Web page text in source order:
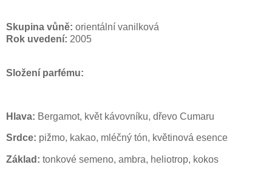
Skupina vůně: orientální vanilková
Rok uvedení: 2005
Složení parfému:
Hlava: Bergamot, květ kávovníku, dřevo Cumaru
Srdce: pižmo, kakao, mléčný tón, květinová esence
Základ: tonkové semeno, ambra, heliotrop, kokos